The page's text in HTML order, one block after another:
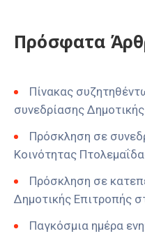
Πρόσφατα
Πίνακας
συνεδρίασης
Πρόσκληση σε
Κοινότητας
Πρόσκληση σε
Δημοτικής Επιτροπής
Παγκόσμια ημέρα